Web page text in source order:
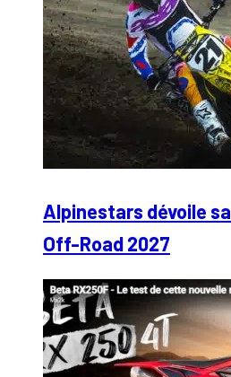
Alpinestars dévoile
Off-Road 2027